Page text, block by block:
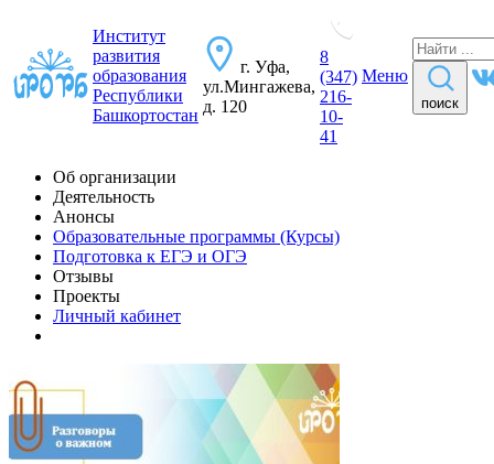
Институт
развития
образования
Республики
Башкортостан
г. Уфа,
ул.Мингажева,
д. 120
8
(347)
216-
10-
41
Меню
поиск
Об организации
Деятельность
Анонсы
Образовательные программы (Курсы)
Подготовка к ЕГЭ и ОГЭ
Отзывы
Проекты
Личный кабинет